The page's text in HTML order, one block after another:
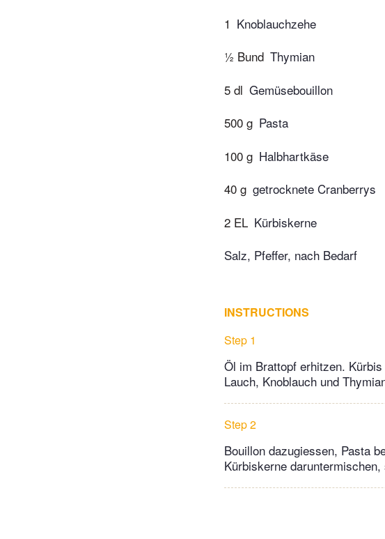
1 Knoblauchzehe
½ Bund Thymian
5 dl Gemüsebouillon
500 g Pasta
100 g Halbhartkäse
40 g getrocknete Cranberrys
2 EL Kürbiskerne
Salz, Pfeffer, nach Bedarf
INSTRUCTIONS
Step 1
Öl im Brattopf erhitzen.
Lauch, Knoblauch und
Step 2
Bouillon dazugiessen, Pasta
Kürbiskerne